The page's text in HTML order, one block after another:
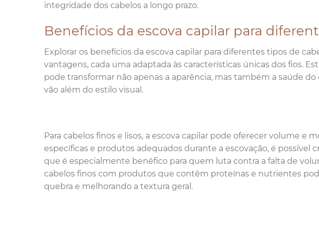
integridade dos cabelos a longo prazo.
Benefícios da escova capilar para
Explorar os benefícios da escova capilar para diferentes tipos de
vantagens, cada uma adaptada às características únicas dos fios.
pode transformar não apenas a aparência, mas também a saúde
vão além do estilo visual.
Para cabelos finos e lisos, a escova capilar pode oferecer volume e
específicas e produtos adequados durante a escovação, é possível
que é especialmente benéfico para quem luta contra a falta de
cabelos finos com produtos que contêm proteínas e nutrientes
quebra e melhorando a textura geral.